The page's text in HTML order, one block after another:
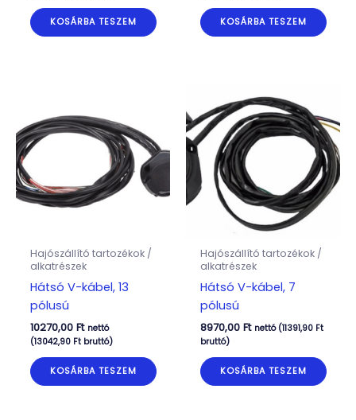
KOSÁRBA TESZEM KOSÁRBA TESZEM
Hajószállító tartozékok /
alkatrészek
Hátsó V-kábel, 13
pólusú
10270,00 Ft nettó
(13042,90 Ftbruttó)
KOSÁRBA TESZEM
Hajószállító tartozékok /
alkatrészek
Hátsó V-kábel, 7
pólusú
8970,00 Ft nettó (11391,90 Ft
bruttó)
KOSÁRBA TESZEM